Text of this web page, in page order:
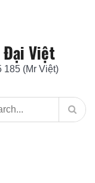
Đại Việt
185 (Mr Việt)